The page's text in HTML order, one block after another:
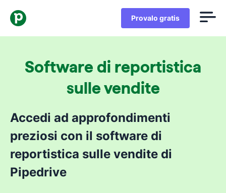
Provalo gratis
Software di reportistica
sulle vendite
Accedi ad approfondimenti
preziosi con il software di
reportistica sulle vendite di
Pipedrive